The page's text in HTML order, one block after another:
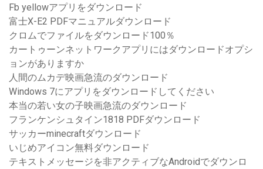
Fb yellowアプリをダウンロード
富士X-E2 PDFマニュアルダウンロード
クロムでファイルをダウンロード100％
カートゥーンネットワークアプリにはダウンロードオプシ
ョンがありますか
人間のムカデ映画急流のダウンロード
Windows 7にアプリをダウンロードしてください
本当の若い女の子映画急流のダウンロード
フランケンシュタイン1818 PDFダウンロード
サッカーminecraftダウンロード
いじめアイコン無料ダウンロード
テキストメッセージを非アクティブなAndroidでダウンロ